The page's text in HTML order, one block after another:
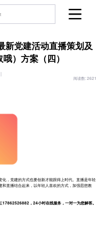
新党建活动直播策划及
）方案（四）
|
阅读数:2621
，党建的方式也要创新才能跟得上时代。直播是年轻
直播结合起来，以年轻人喜欢的方式，加强思想教
17862526882，24小时在线服务，一对一为您解答。